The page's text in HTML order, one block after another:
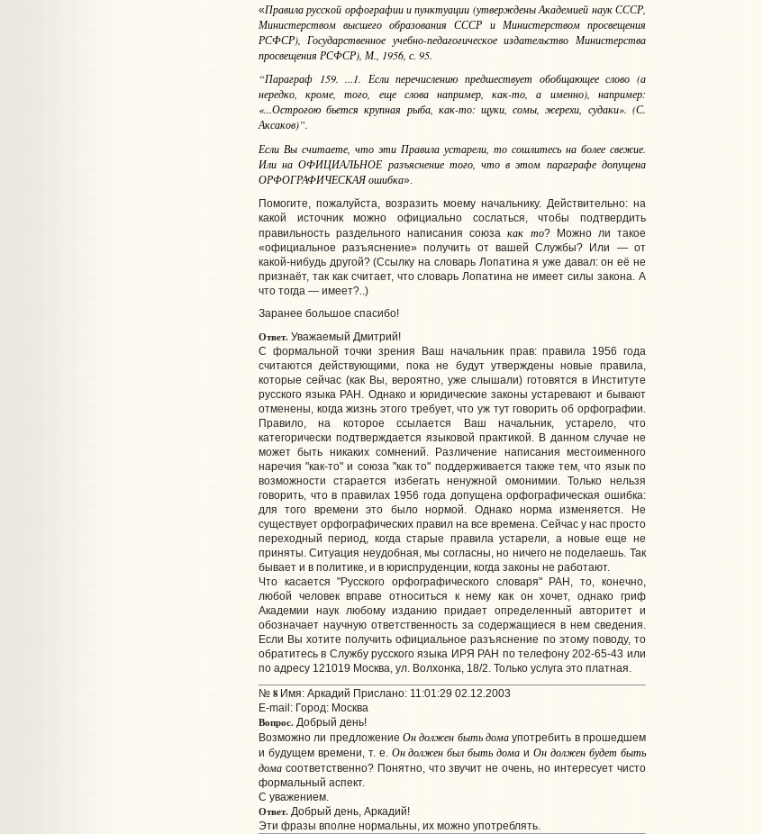
«Правила русской орфографии и пунктуации (утверждены Академией наук СССР,
Министерством высшего образования СССР и Министерством просвещения
РСФСР), Государственное учебно-педагогическое издательство Министерства
просвещения РСФСР), М., 1956, с. 95.
“Параграф 159. ...1. Если перечислению предшествует обобщающее слово (а
нередко, кроме, того, еще слова например, как-то, а именно), например:
«...Острогою бьется крупная рыба, как-то: щуки, сомы, жерехи, судаки». (С.
Аксаков)”.
Если Вы считаете, что эти Правила устарели, то сошлитесь на более свежие.
Или на ОФИЦИАЛЬНОЕ разъяснение того, что в этом параграфе допущена
ОРФОГРАФИЧЕСКАЯ ошибка».
Помогите, пожалуйста, возразить моему начальнику. Действительно: на
какой источник можно официально сослаться, чтобы подтвердить
правильность раздельного написания союзакак то? Можно ли такое
«официальное разъяснение» получить от вашей Службы? Или — от
какой-нибудь другой? (Ссылку на словарь Лопатина я уже давал: он её не
признаёт, так как считает, что словарь Лопатина не имеет силы закона. А
что тогда — имеет?..)
Заранее большое спасибо!
Ответ.Уважаемый Дмитрий!
С формальной точки зрения Ваш начальник прав: правила 1956 года
считаются действующими, пока не будут утверждены новые правила,
которые сейчас (как Вы, вероятно, уже слышали) готовятся в Институте
русского языка РАН. Однако и юридические законы устаревают и бывают
отменены, когда жизнь этого требует, что уж тут говорить об орфографии.
Правило, на которое ссылается Ваш начальник, устарело, что
категорически подтверждается языковой практикой. В данном случае не
может быть никаких сомнений. Различение написания местоименного
наречия "как-то" и союза "как то" поддерживается также тем, что язык по
возможности старается избегать ненужной омонимии. Только нельзя
говорить, что в правилах 1956 года допущена орфографическая ошибка:
для того времени это было нормой. Однако норма изменяется. Не
существует орфографических правил на все времена. Сейчас у нас просто
переходный период, когда старые правила устарели, а новые еще не
приняты. Ситуация неудобная, мы согласны, но ничего не поделаешь. Так
бывает и в политике, и в юриспруденции, когда законы не работают.
Что касается "Русского орфографического словаря" РАН, то, конечно,
любой человек вправе относиться к нему как он хочет, однако гриф
Академии наук любому изданию придает определенный авторитет и
обозначает научную ответственность за содержащиеся в нем сведения.
Если Вы хотите получить официальное разъяснение по этому поводу, то
обратитесь в Службу русского языка ИРЯ РАН по телефону 202-65-43 или
по адресу 121019 Москва, ул. Волхонка, 18/2. Только услуга это платная.
№ 8Имя: Аркадий Прислано: 11:01:29 02.12.2003
E-mail: Город: Москва
Вопрос.Добрый день!
Возможно ли предложение Он должен быть домаупотребить в прошедшем
и будущем времени, т. е. Он должен был быть дома иОн должен будет быть
домасоответственно? Понятно, что звучит не очень, но интересует чисто
формальный аспект.
С уважением.
Ответ.Добрый день, Аркадий!
Эти фразы вполне нормальны, их можно употреблять.